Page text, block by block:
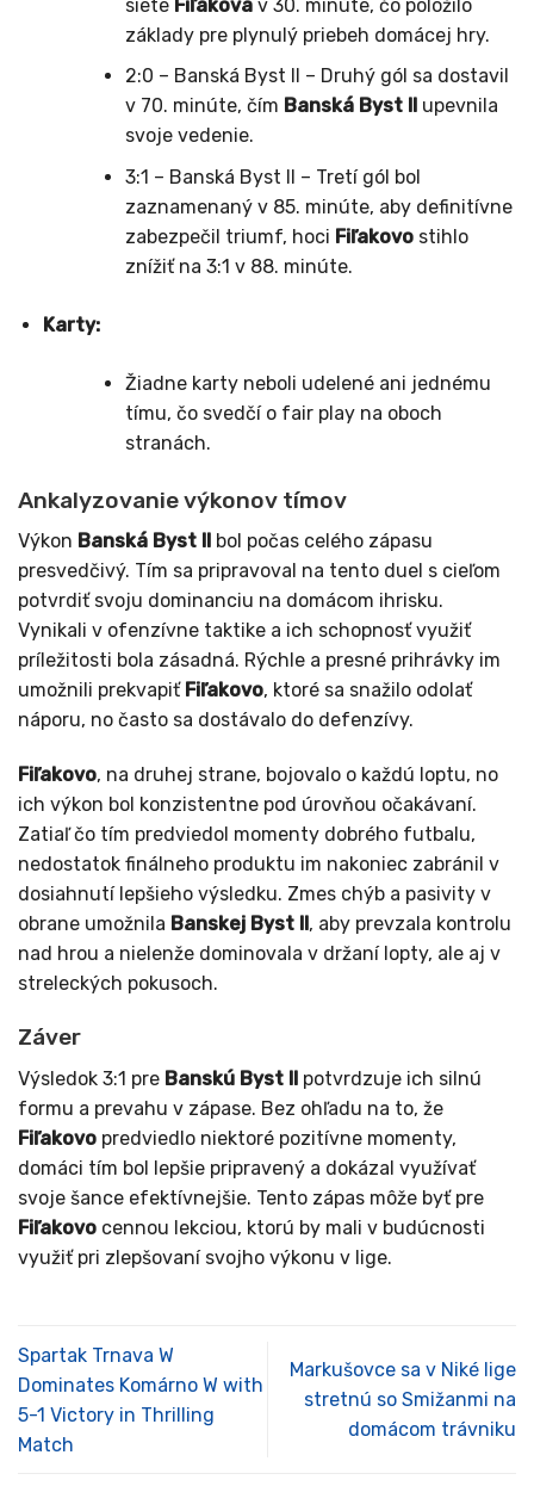
siete Fiľakovav 30. minúte, čo položilo
základy pre plynulý priebeh domácej hry.
2:0 – Banská Byst II – Druhý gól sa dostavil
v 70. minúte, čím Banská Byst IIupevnila
svoje vedenie.
3:1 – Banská Byst II – Tretí gól bol
zaznamenaný v 85. minúte, aby definitívne
zabezpečil triumf, hoci Fiľakovostihlo
znížiť na 3:1 v 88. minúte.
Karty:
Žiadne karty neboli udelené ani jednému
tímu, čo svedčí o fair play na oboch
stranách.
Ankalyzovanie výkonov tímov
Výkon Banská Byst II bol počas celého zápasu
presvedčivý. Tím sa pripravoval na tento duel s cieľom
potvrdiť svoju dominanciu na domácom ihrisku.
Vynikali v ofenzívne taktike a ich schopnosť využiť
príležitosti bola zásadná. Rýchle a presné prihrávky im
umožnili prekvapiť Fiľakovo, ktoré sa snažilo odolať
náporu, no často sa dostávalo do defenzívy.
Fiľakovo, na druhej strane, bojovalo o každú loptu, no
ich výkon bol konzistentne pod úrovňou očakávaní.
Zatiaľ čo tím predviedol momenty dobrého futbalu,
nedostatok finálneho produktu im nakoniec zabránil v
dosiahnutí lepšieho výsledku. Zmes chýb a pasivity v
obrane umožnila Banskej Byst II, aby prevzala kontrolu
nad hrou a nielenže dominovala v držaní lopty, ale aj v
streleckých pokusoch.
Záver
Výsledok 3:1 pre Banskú Byst II potvrdzuje ich silnú
formu a prevahu v zápase. Bez ohľadu na to, že
Fiľakovo predviedlo niektoré pozitívne momenty,
domáci tím bol lepšie pripravený a dokázal využívať
svoje šance efektívnejšie. Tento zápas môže byť pre
Fiľakovo cennou lekciou, ktorú by mali v budúcnosti
využiť pri zlepšovaní svojho výkonu v lige.
Spartak Trnava W
Dominates Komárno W with
5-1 Victory in Thrilling
Match
Markušovce sa v Niké lige
stretnú so Smižanmi na
domácom trávniku